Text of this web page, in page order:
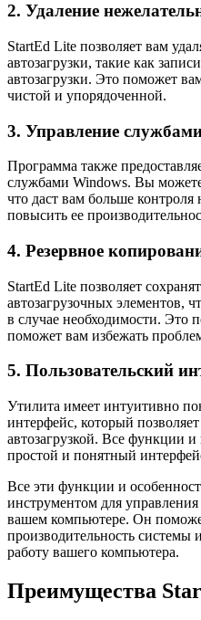
2. Удаление
StartEd Lite позволяет вам
автозагрузки, такие как
автозагрузки. Это поможет
чистой и упорядоченной.
3. Управление
Программа также
службами Windows. Вы
что даст вам больше
повысить ее
4. Резервное
StartEd Lite позволяет
автозагрузочных элементов,
в случае необходимости. Это
поможет вам избежать
5. Пользовательский
Утилита имеет интуитивно
интерфейс, который
автозагрузкой. Все функции
простой и понятный
Все эти функции и
инструментом для
вашем компьютере. Он
производительность системы
работу вашего компьютера.
Преимущества